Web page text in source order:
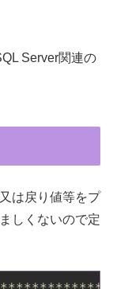
Server関連の
は戻り値等をプ
しくないので定